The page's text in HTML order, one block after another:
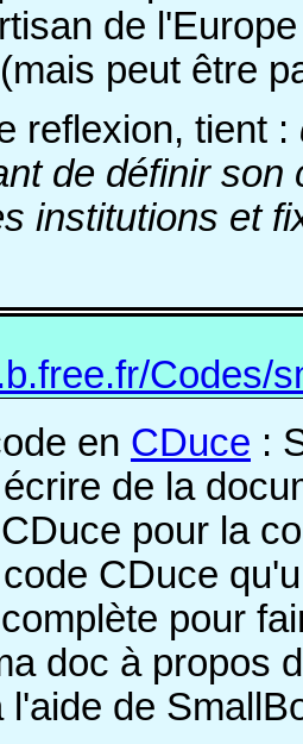
de
peut être
reflexion, tient :
de définir
institutions et
Codes/
en CDuce :
de la
pour la
CDuce
pour
doc à propos
l'aide de